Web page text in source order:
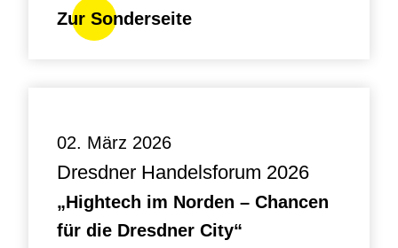
Zur Sonderseite
02. März 2026
Dresdner Handelsforum 2026
„Hightech im Norden – Chancen
für die Dresdner City“